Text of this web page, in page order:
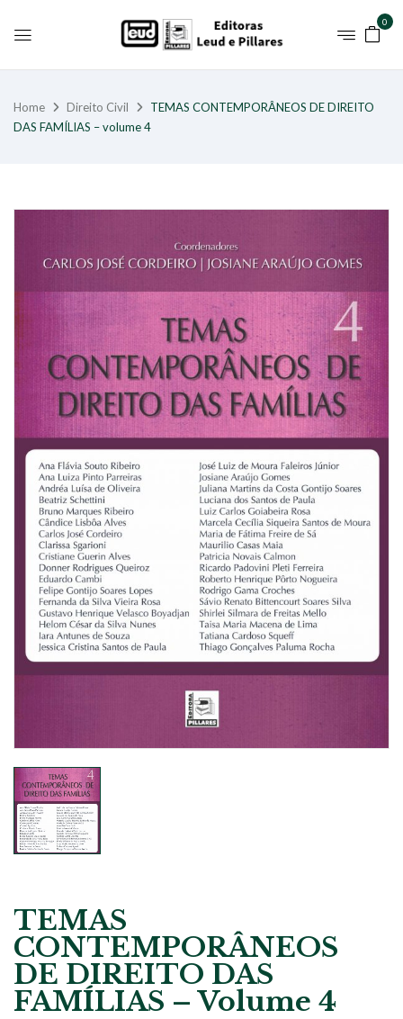
0
Home Direito Civil
TEMAS CONTEMPORÂNEOS DE DIREITO
DAS FAMÍLIAS – volume 4
TEMAS
CONTEMPORÂNEOS
DE DIREITO DAS
FAMÍLIAS – Volume 4